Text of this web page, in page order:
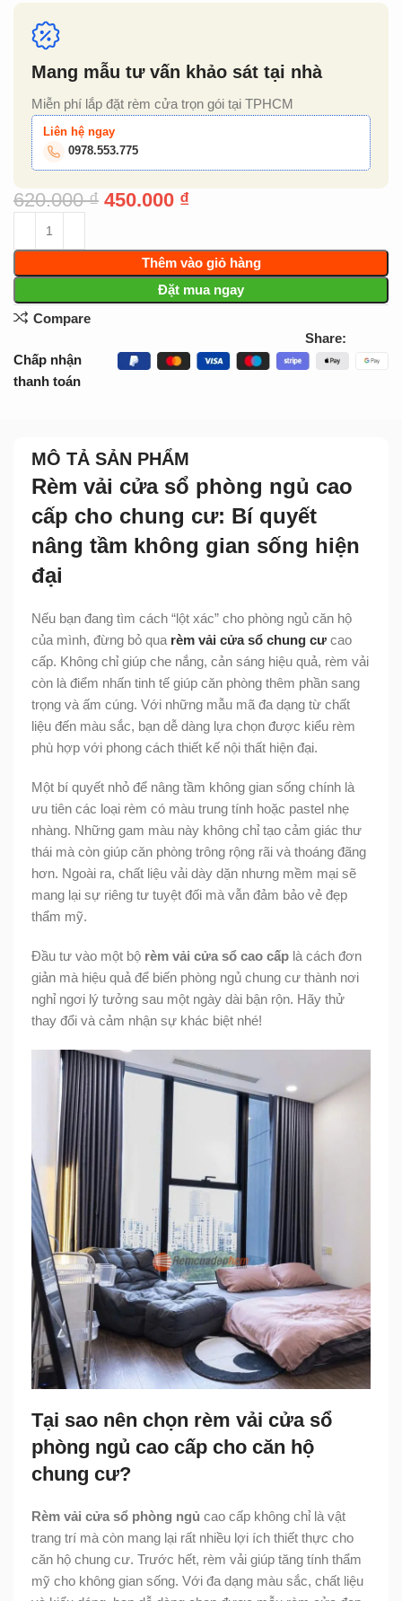
Mang mẫu tư vấn khảo sát tại nhà
Miễn phí lắp đặt rèm cửa trọn gói tại TPHCM
Liên hệ ngay
0978.553.775
620.000₫ 450.000 ₫
Thêm vào giỏ hàng
Đặt mua ngay
Compare
Share:
Chấp nhận
thanh toán
MÔ TẢ SẢN PHẨM
Rèm vải cửa sổ phòng ngủ cao
cấp cho chung cư: Bí quyết
nâng tầm không gian sống hiện
đại
Nếu bạn đang tìm cách “lột xác” cho phòng ngủ căn hộ
của mình, đừng bỏ qua rèm vải cửa sổ chung cư cao
cấp. Không chỉ giúp che nắng, cản sáng hiệu quả, rèm vải
còn là điểm nhấn tinh tế giúp căn phòng thêm phần sang
trọng và ấm cúng. Với những mẫu mã đa dạng từ chất
liệu đến màu sắc, bạn dễ dàng lựa chọn được kiểu rèm
phù hợp với phong cách thiết kế nội thất hiện đại.
Một bí quyết nhỏ để nâng tầm không gian sống chính là
ưu tiên các loại rèm có màu trung tính hoặc pastel nhẹ
nhàng. Những gam màu này không chỉ tạo cảm giác thư
thái mà còn giúp căn phòng trông rộng rãi và thoáng đãng
hơn. Ngoài ra, chất liệu vải dày dặn nhưng mềm mại sẽ
mang lại sự riêng tư tuyệt đối mà vẫn đảm bảo vẻ đẹp
thẩm mỹ.
Đầu tư vào một bộ rèm vải cửa sổ cao cấp là cách đơn
giản mà hiệu quả để biến phòng ngủ chung cư thành nơi
nghỉ ngơi lý tưởng sau một ngày dài bận rộn. Hãy thử
thay đổi và cảm nhận sự khác biệt nhé!
Tại sao nên chọn rèm vải cửa sổ
phòng ngủ cao cấp cho căn hộ
chung cư?
Rèm vải cửa sổ phòng ngủ cao cấp không chỉ là vật
trang trí mà còn mang lại rất nhiều lợi ích thiết thực cho
căn hộ chung cư. Trước hết, rèm vải giúp tăng tính thẩm
mỹ cho không gian sống. Với đa dạng màu sắc, chất liệu